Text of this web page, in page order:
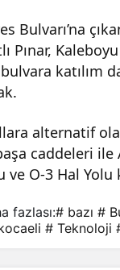
Bulvarı’na
Pınar,
katılım
alternatif
caddeleri ile
ve O-3 Hal Yolu
fazlası:# bazı #
# Teknoloji